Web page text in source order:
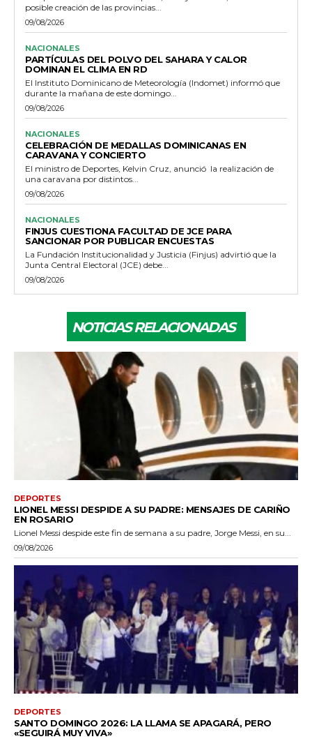
posible creación de las provincias...
09/08/2026
NACIONALES
PARTÍCULAS DEL POLVO DEL SAHARA Y CALOR
DOMINAN EL CLIMA EN RD
El Instituto Dominicano de Meteorología (Indomet) informó que
durante la mañana de este domingo...
09/08/2026
NACIONALES
CELEBRACIÓN DE MEDALLAS DOMINICANAS EN
CARAVANA Y CONCIERTO
El ministro de Deportes, Kelvin Cruz, anunció la realización de
una caravana por distintos...
09/08/2026
NACIONALES
FINJUS CUESTIONA FACULTAD DE JCE PARA
SANCIONAR POR PUBLICAR ENCUESTAS
La Fundación Institucionalidad y Justicia (Finjus) advirtió que la
Junta Central Electoral (JCE) debe...
09/08/2026
NOTICIAS RELACIONADAS
DEPORTES
LIONEL MESSI DESPIDE A SU PADRE: MENSAJES DE CARIÑO
EN ROSARIO
Lionel Messi despide este fin de semana a su padre, Jorge Messi, en su...
09/08/2026
DEPORTES
SANTO DOMINGO 2026: LA LLAMA SE APAGARÁ, PERO
«SEGUIRÁ MUY VIVA»